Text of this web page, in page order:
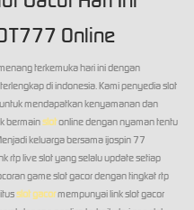
Online
terkemuka hari ini dengan
di indonesia. Kami penyedia slot
mendapatkan kenyamanan dan
bermainslotonline dengan nyaman tentu
keluarga bersama ijospin 77
rtp live slot yang selalu update setiap
game slot gacor dengan tingkat rtp
slot gacormempunyai link slot gacor